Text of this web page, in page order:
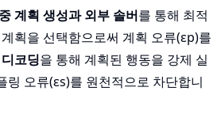
계획 생성과 외부 솔버를 통해 최적
획을 선택함으로써 계획 오류(εp)를
코딩을 통해 계획된 행동을 강제 실
링 오류(εs)를 원천적으로 차단합니